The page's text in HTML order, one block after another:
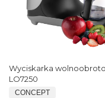
Wyciskarka
LO7250
CONCEPT